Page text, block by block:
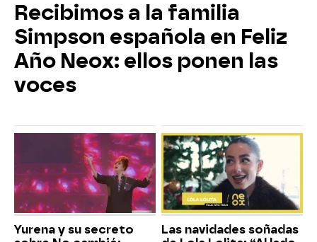
Recibimos a la familia
Simpson española en Feliz
Año Neox: ellos ponen las
voces
Yurena y su secreto
Las navidades soñadas